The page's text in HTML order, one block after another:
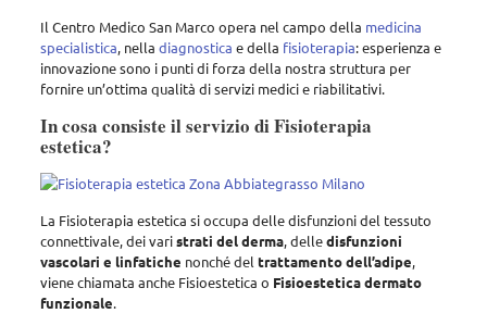
Il Centro Medico San Marco opera nel campo della medicina
specialistica, nella diagnostica e della fisioterapia: esperienza e
innovazione sono i punti di forza della nostra struttura per
fornire un’ottima qualità di servizi medici e riabilitativi.
In cosa consiste il servizio di Fisioterapia
estetica?
La Fisioterapia estetica si occupa delle disfunzioni del tessuto
connettivale, dei varistrati del derma, delledisfunzioni
vascolari e linfatiche nonché del trattamento dell’adipe,
viene chiamata anche Fisioestetica o Fisioestetica dermato
funzionale.